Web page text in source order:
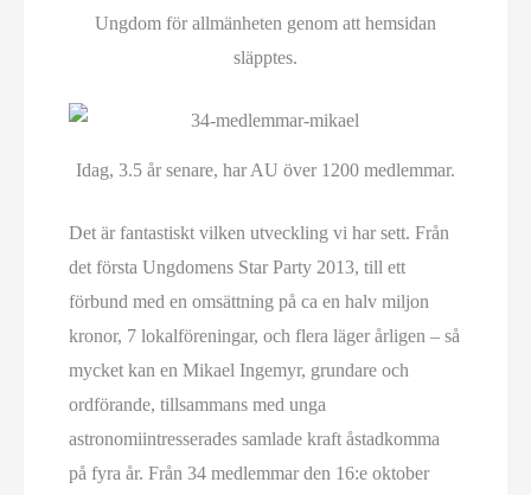
Ungdom för allmänheten genom att hemsidan
släpptes.
Idag, 3.5 år senare, har AU över 1200 medlemmar.
Det är fantastiskt vilken utveckling vi har sett. Från
det första Ungdomens Star Party 2013, till ett
förbund med en omsättning på ca en halv miljon
kronor, 7 lokalföreningar, och flera läger årligen – så
mycket kan en Mikael Ingemyr, grundare och
ordförande, tillsammans med unga
astronomiintresserades samlade kraft åstadkomma
på fyra år. Från 34 medlemmar den 16:e oktober